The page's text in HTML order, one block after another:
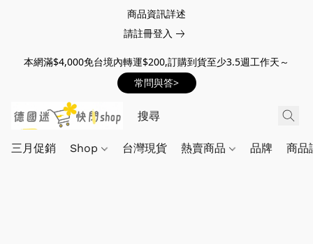
商品資訊詳述
請註冊登入
本網滿$4,000免台境內轉運$200,訂購到貨至少3.5週工作天～
常問與答>
三月促銷 Shop 台灣現貨 熱賣商品 品牌 商品